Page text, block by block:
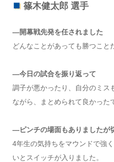
篠木健太郎 選手
―開幕戦先発を任されました
どんなことがあっても勝つこと
―今日の試合を振り返って
調子が悪かったり、自分のミス
ながら、まとめられて良かった
―ピンチの場面もありましたが
4年生の気持ちをマウンドで強
いとスイッチが入りました。